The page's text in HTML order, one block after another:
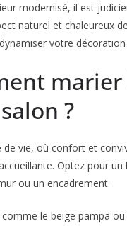
modernisé, il est
naturel et chaleureux
votre
?
de vie, où confort et
Optez pour
ou un encadrement.
comme le beige pampa